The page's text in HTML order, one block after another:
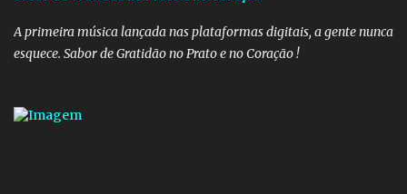
A primeira música lançada nas plataformas digitais, a gente nunca
esquece. Sabor de Gratidão no Prato e no Coração !